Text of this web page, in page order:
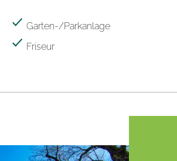
Garten-/Parkanlage
Friseur